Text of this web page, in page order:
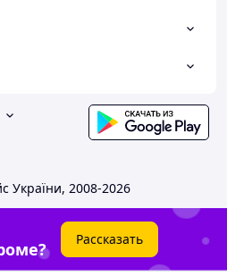
України, 2008-2026
Рассказать